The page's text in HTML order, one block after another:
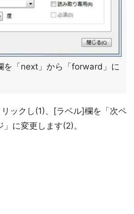
を「next」から「forward」に
ックし(1)、[ラベル]欄を「次ペ
に変更します(2)。